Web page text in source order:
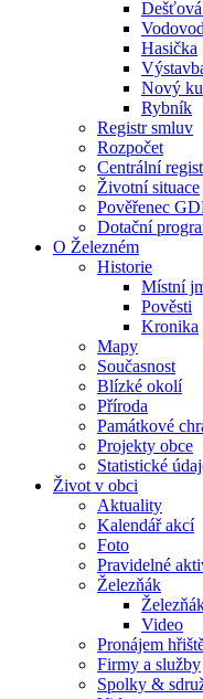
Vodovod
Hasička
Nový
Rybník
Registr smluv
Rozpočet
Centrální
Životní situace
Pověřenec
Dotační
O Železném
Historie
Místní
Pověsti
Kronika
Mapy
Současnost
Blízké okolí
Příroda
Památkové
Projekty obce
Statistické
Život v obci
Aktuality
Kalendář akcí
Foto
Pravidelné
Železňák
Video
Pronájem
Firmy a služby
Spolky &